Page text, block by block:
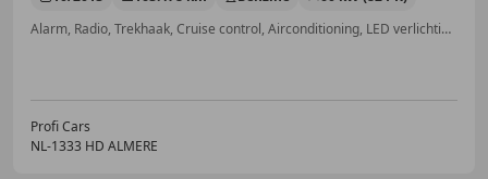
Alarm, Radio, Trekhaak, Cruise control, Airconditioning, LED verlichting, Automatische klimaatregeling, ABS
Profi Cars
NL-1333 HD ALMERE